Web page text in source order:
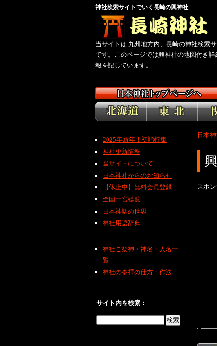
神社検索サイトでいく長崎の興神社
当サイトは 九州地方内、長崎の神社検索
です。このページでは興神社の地図付き詳
報を記しています。
日本
スポ
2025年新年！初詣特集
神社更新情報
当サイトについて
日本神社からのお知らせ
【休止中】無料会員登録
全国一宮総覧
日本神話の世界
神社用語辞典
神社ご祭神・神名・人名一
覧
神社の参拝の仕方・作法
サイト内を検索：